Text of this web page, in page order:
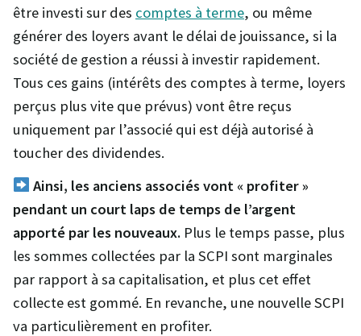
être investi sur des comptes à terme, ou même
générer des loyers avant le délai de jouissance, si la
société de gestion a réussi à investir rapidement.
Tous ces gains (intérêts des comptes à terme, loyers
perçus plus vite que prévus) vont être reçus
uniquement par l’associé qui est déjà autorisé à
toucher des dividendes.
Ainsi, les anciens associés vont « profiter »
pendant un court laps de temps de l’argent
apporté par les nouveaux. Plus le temps passe, plus
les sommes collectées par la SCPI sont marginales
par rapport à sa capitalisation, et plus cet effet
collecte est gommé. En revanche, une nouvelle SCPI
va particulièrement en profiter.